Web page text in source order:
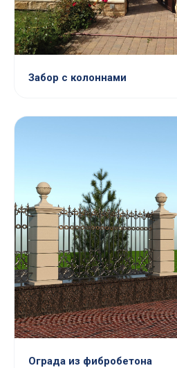
Забор с колоннами
Ограда из фибробетона